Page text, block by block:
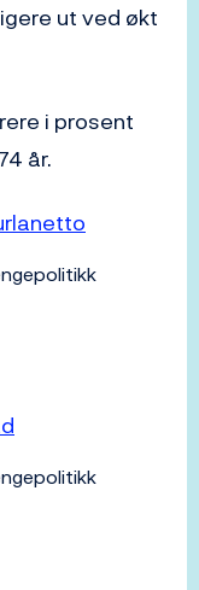
ut ved økt
i prosent
år.